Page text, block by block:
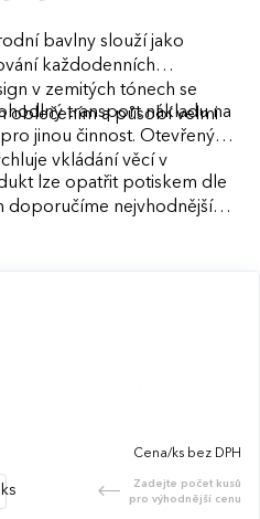
bavlny slouží jako
každodenních
v zemitých tónech se
oblečením a působí velmi
transport nákladu na
jinou činnost. Otevřený
vkládání věcí v
lze opatřit potiskem dle
doporučíme nejvhodnější
na design i váš rozpočet.
Cena/ks bez DPH
ks
Zadejte počet kusů
pro výhodnější cenu